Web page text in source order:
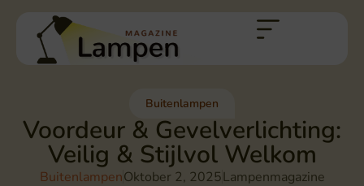
Buitenlampen
Voordeur & Gevelverlichting:
Veilig & Stijlvol Welkom
BuitenlampenOktober 2, 2025Lampenmagazine